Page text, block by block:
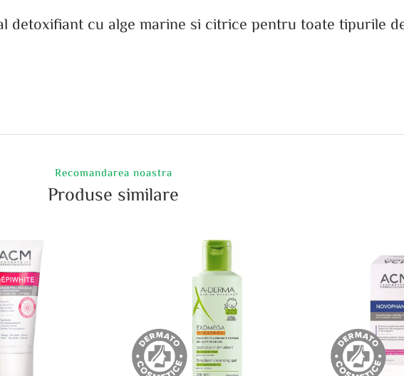
detoxifiant cu alge marine si citrice pentru toate tipurile
Recomandarea noastra
Produse similare